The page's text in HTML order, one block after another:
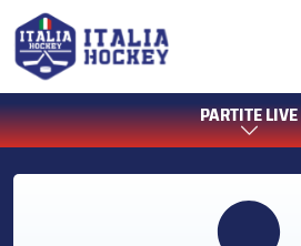
PARTITE LIVE